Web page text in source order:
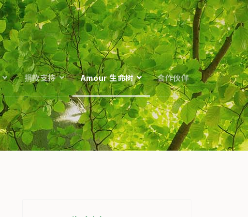
捐款支持 Amour 生命树 合作伙伴